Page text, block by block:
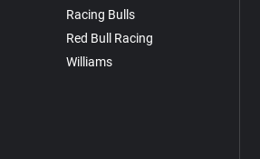
Racing Bulls
Red Bull Racing
Williams